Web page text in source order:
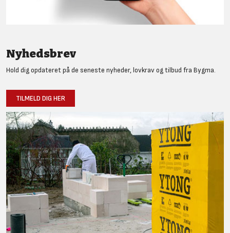
Nyhedsbrev
Hold dig opdateret på de seneste nyheder, lovkrav og tilbud fra Bygma.
TILMELD DIG HER